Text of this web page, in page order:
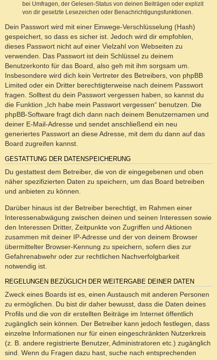
bei Umfragen, der Gelesen-Status von deinen Beiträgen oder explizit
von dir gesetzte Lesezeichen oder Benachrichtigungsfunktionen.
Dein Passwort wird mit einer Einwege-Verschlüsselung (Hash)
gespeichert, so dass es sicher ist. Jedoch wird dir empfohlen,
dieses Passwort nicht auf einer Vielzahl von Webseiten zu
verwenden. Das Passwort ist dein Schlüssel zu deinem
Benutzerkonto für das Board, also geh mit ihm sorgsam um.
Insbesondere wird dich kein Vertreter des Betreibers, von phpBB
Limited oder ein Dritter berechtigterweise nach deinem Passwort
fragen. Solltest du dein Passwort vergessen haben, so kannst du
die Funktion „Ich habe mein Passwort vergessen“ benutzen. Die
phpBB-Software fragt dich dann nach deinem Benutzernamen und
deiner E-Mail-Adresse und sendet anschließend ein neu
generiertes Passwort an diese Adresse, mit dem du dann auf das
Board zugreifen kannst.
GESTATTUNG DER DATENSPEICHERUNG
Du gestattest dem Betreiber, die von dir eingegebenen und oben
näher spezifizierten Daten zu speichern, um das Board betreiben
und anbieten zu können.
Darüber hinaus ist der Betreiber berechtigt, im Rahmen einer
Interessenabwägung zwischen deinen und seinen Interessen sowie
den Interessen Dritter, Zeitpunkte von Zugriffen und Aktionen
zusammen mit deiner IP-Adresse und der von deinem Browser
übermittelter Browser-Kennung zu speichern, sofern dies zur
Gefahrenabwehr oder zur rechtlichen Nachverfolgbarkeit
notwendig ist.
REGELUNGEN BEZÜGLICH DER WEITERGABE DEINER DATEN
Zweck eines Boards ist es, einen Austausch mit anderen Personen
zu ermöglichen. Du bist dir daher bewusst, dass die Daten deines
Profils und die von dir erstellten Beiträge im Internet öffentlich
zugänglich sein können. Der Betreiber kann jedoch festlegen, dass
einzelne Informationen nur für einen eingeschränkten Nutzerkreis
(z. B. andere registrierte Benutzer, Administratoren etc.) zugänglich
sind. Wenn du Fragen dazu hast, suche nach entsprechenden